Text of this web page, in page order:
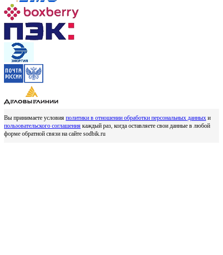
Вы принимаете условия политики в отношении обработки персональных данных и
пользовательского соглашения каждый раз, когда оставляете свои данные в любой
форме обратной связи на сайте sodbik.ru